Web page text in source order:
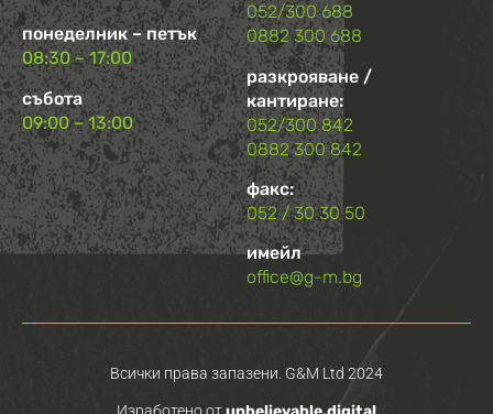
понеделник – петък
08:30 – 17:00
събота
09:00 – 13:00
052/300 688
0882 300 688
разкрояване /
кантиране:
052/300 842
0882 300 842
факс:
052 / 30 30 50
имейл
office@g-m.bg
Всички права запазени. G&M Ltd 2024